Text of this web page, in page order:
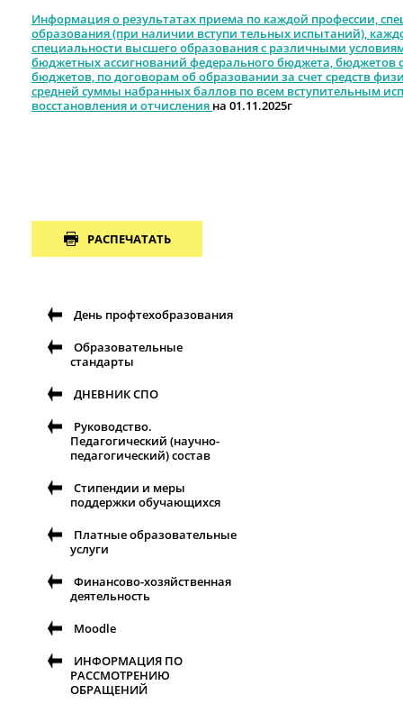
Информация о результатах приема по каждой профессии,
образования (при наличии вступи тельных испытаний),
специальности высшего образования с различными
бюджетных ассигнований федерального бюджета, бюджетов
бюджетов, по договорам об образовании за счет средств
средней суммы набранных баллов по всем вступительным
восстановления и отчисления на 01.11.2025г
РАСПЕЧАТАТЬ
День профтехобразования
Образовательные
стандарты
ДНЕВНИК СПО
Руководство.
Педагогический (научно-
педагогический) состав
Стипендии и меры
поддержки обучающихся
Платные образовательные
услуги
Финансово-хозяйственная
деятельность
Moodle
ИНФОРМАЦИЯ ПО
РАССМОТРЕНИЮ
ОБРАЩЕНИЙ